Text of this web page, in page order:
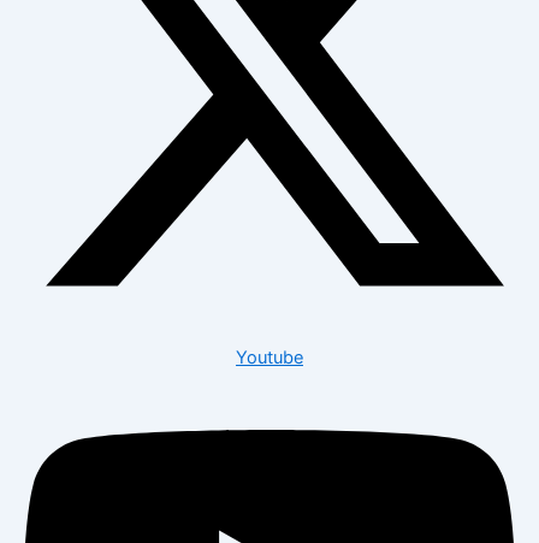
Youtube